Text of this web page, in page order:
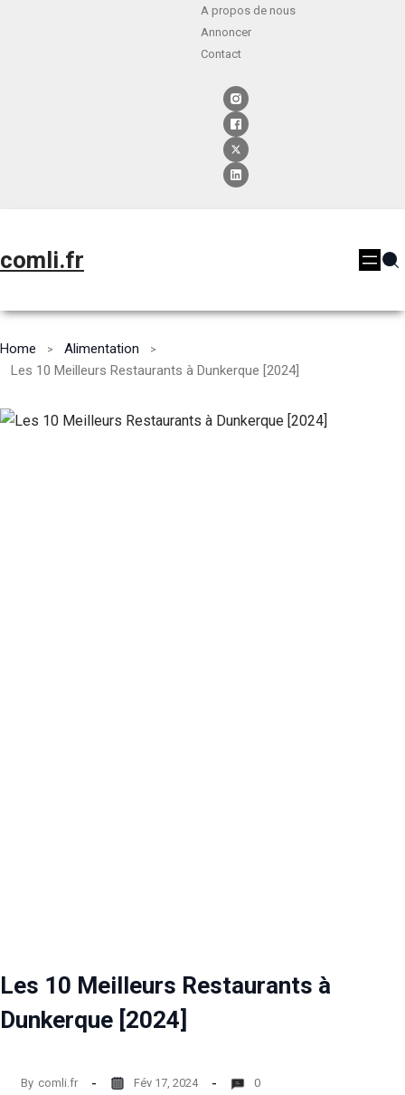
A propos de nous
Annoncer
Contact
comli.fr
Home
Alimentation
Les 10 Meilleurs Restaurants à Dunkerque [2024]
Les 10 Meilleurs Restaurants à
Dunkerque [2024]
By comli.fr Fév 17, 2024 0